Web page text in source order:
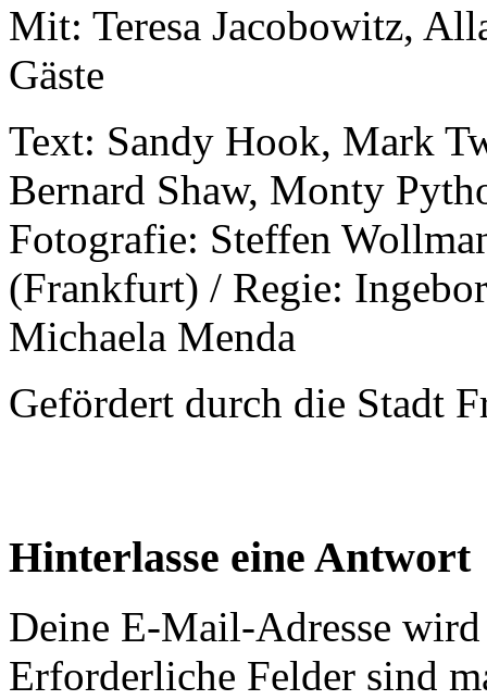
Mit: Teresa Jacobowitz,
Gäste
Text: Sandy Hook, Mark
Bernard Shaw, Monty
Fotografie: Steffen
(Frankfurt) / Regie:
Michaela Menda
Gefördert durch die Stadt
Hinterlasse eine Antwort
Deine E-Mail-Adresse
Erforderliche Felder sind